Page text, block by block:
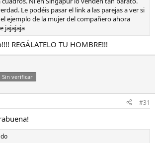
Le podéis pasar el link a las parejas a ver si
ejemplo de la mujer del compañero ahora
jajajaja
REGÁLATELO TU HOMBRE!!!
Sin verificar
#31